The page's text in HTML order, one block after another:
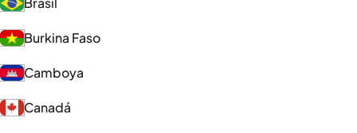
Burkina Faso
Camboya
Canadá